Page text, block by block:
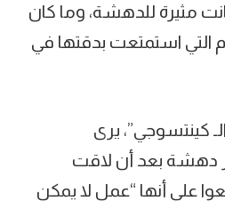
مثيرة للدهشة، وما كان
التي استمتعت بدقتها في
كينتسوجي”، يرى
دهشة بعد أن لاقت
على أنها “عمل لا يمكن